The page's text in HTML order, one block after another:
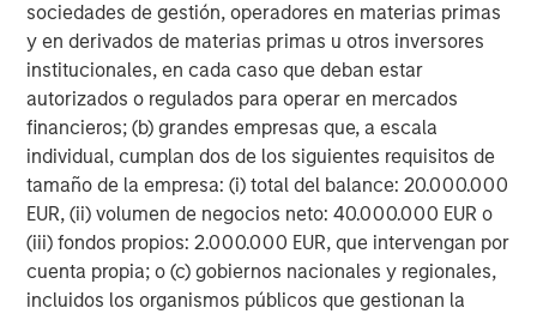
sociedades de gestión, operadores en materias primas
y en derivados de materias primas u otros inversores
institucionales, en cada caso que deban estar
autorizados o regulados para operar en mercados
financieros; (b) grandes empresas que, a escala
individual, cumplan dos de los siguientes requisitos de
tamaño de la empresa: (i) total del balance: 20.000.000
EUR, (ii) volumen de negocios neto: 40.000.000 EUR o
(iii) fondos propios: 2.000.000 EUR, que intervengan por
cuenta propia; o (c) gobiernos nacionales y regionales,
incluidos los organismos públicos que gestionan la
This material is a general communication, which is not impartial,
is for informational and educational purposes only, not a
recommendation to purchase or sell specific securities, or to
adopt any particular investment strategy. Information does not
address financial objectives, situation, or specific needs of
individual investors.
Any charts and graphs provided are for illustrative purposes
only. Any performance quoted represents past performance.
Past performance does not guarantee future results
Prior to making any investment decision, investors should
carefully review the strategy’s relevant offering document.
Please read the full disclosures within ‘Tales From The Emerging
World.’